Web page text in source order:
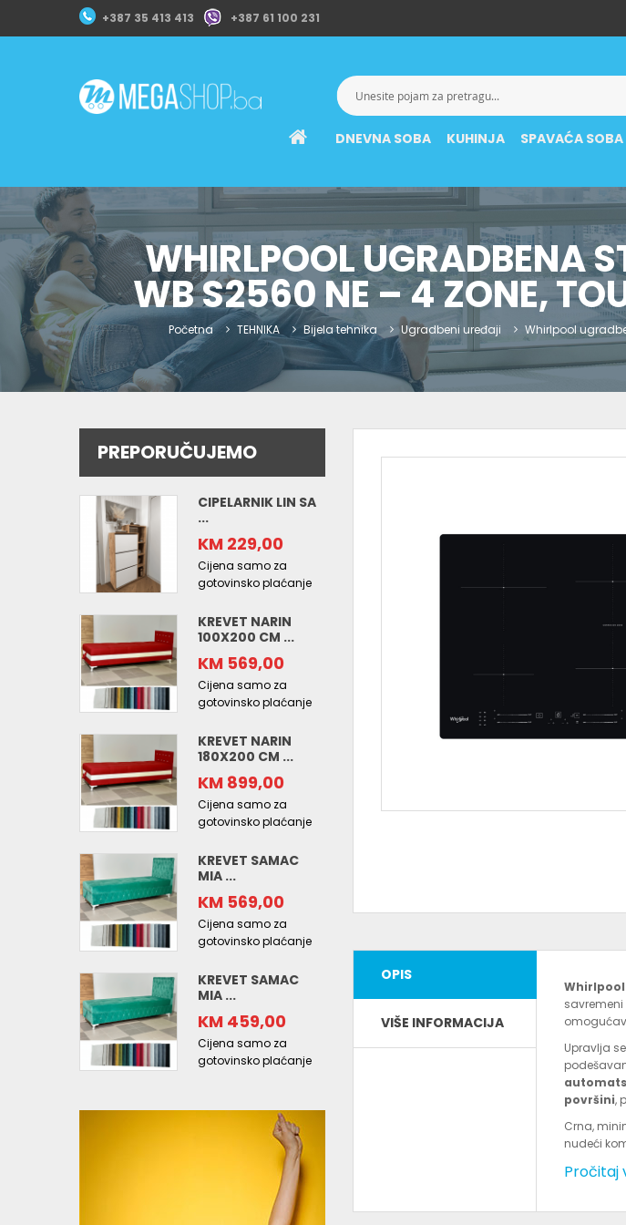
+387 35 413 413 +387 61 100 231
DNEVNA SOBA KUHINJA SPAVAĆA SOBA
WHIRLPOOL UGRADBENA
WB S2560 NE – 4 ZONE,
Početna TEHNIKA Bijela tehnika Ugradbeni uređaji Whirlpool
OPIS
VIŠE INFORMACIJA
Whirlpool
Upravlja
površini,
Crna,
nudeći
Tehničke
Tip:
Pročitaj
PREPORUČUJEMO
CIPELARNIK LIN SA
...
KM 229,00
Cijena samo za
gotovinsko plaćanje
KREVET NARIN
100X200 CM ...
KM 569,00
Cijena samo za
gotovinsko plaćanje
KREVET NARIN
180X200 CM ...
KM 899,00
Cijena samo za
gotovinsko plaćanje
KREVET SAMAC
MIA ...
KM 569,00
Cijena samo za
gotovinsko plaćanje
KREVET SAMAC
MIA ...
KM 459,00
Cijena samo za
gotovinsko plaćanje